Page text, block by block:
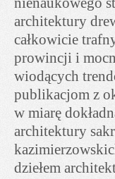
architektury
całkowicie
prowincji i
wiodących
publikacjom z
w miarę
architektury
dziełem